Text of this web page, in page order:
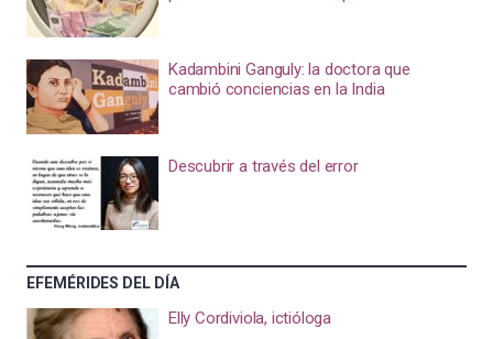
Kadambini Ganguly: la doctora que
cambió conciencias en la India
Descubrir a través del error
EFEMÉRIDES DEL DÍA
Elly Cordiviola, ictióloga